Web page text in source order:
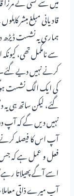
قادیانی مبلغ مبشر
ہماری یہ نشست ڈیڑھ
سے نامکمل تھی،
کرنے نہیں دیے
کی ایک الگ نشست
گئے، لیکن ساتھ ہی
نہیں دیں گے کہ آپ
آپ اس کا فیصلہ کرنے
فعل و عمل ہے کہ جس
اسے آگے پھیلاتا
آپ میرے ذاتی